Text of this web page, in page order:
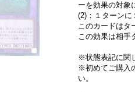
ーを効果の対象
(2)：１ターンに
このカードはタ
この効果は相手
※状態表記に関
※初めてご購入
い。